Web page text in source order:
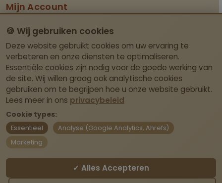
Mijn Account
Dashboard
Contact Info
Itegemseweg 81, BE-2222 Wiekevorst (Heist-
op-den-Berg)
Geen fysieke winkel – afhalen enkel op
webshop@laviedivine.be
BE0837.204.030
🍪 Wij gebruiken cookies
Deze website gebruikt cookies om uw ervaring te
verbeteren en onze diensten te optimaliseren.
Essentiële cookies zijn nodig voor de goede werking van
de site. Wij willen graag ook analytische cookies
gebruiken om te begrijpen hoe u onze website gebruikt.
Lees meer in ons privacybeleid
Cookie types:
Essentieel
Analyse (Google Analytics, Ahrefs)
Marketing
✓ Alles Accepteren